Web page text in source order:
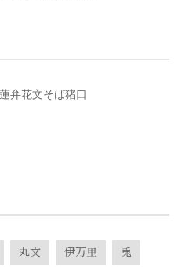
弁花文そば猪口
丸文 伊万里 兎